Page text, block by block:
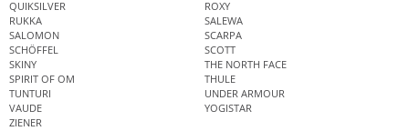
QUIKSILVER
ROXY
RUKKA
SALEWA
SALOMON
SCARPA
SCHÖFFEL
SCOTT
SKINY
THE NORTH FACE
SPIRIT OF OM
THULE
TUNTURI
UNDER ARMOUR
VAUDE
YOGISTAR
ZIENER